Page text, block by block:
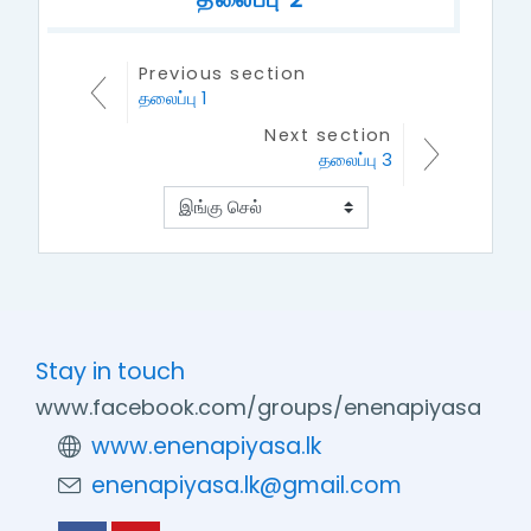
தலைப்பு 2Previous section
தலைப்பு 1
Next section
தலைப்பு 3
Stay in touch
www.facebook.com/groups/enenapiyasa
www.enenapiyasa.lk
enenapiyasa.lk@gmail.com